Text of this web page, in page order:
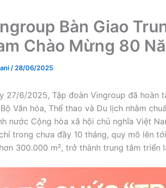
Bàn Giao
Chào Mừng 80
/ 28/06/2025
27/6/2025, Tập đoàn Vingroup đã hoàn
Văn hóa, Thể thao và Du lịch nhằm
nước Cộng hòa xã hội chủ nghĩa Việt
trong chưa đầy 10 tháng, quy mô lên
300.000 m², trở thành trung tâm